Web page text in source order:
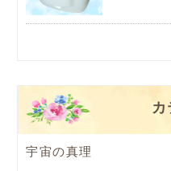
宇宙の真理